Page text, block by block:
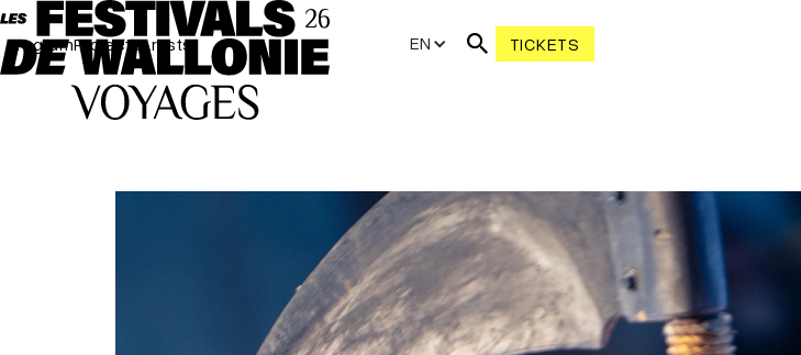
ProgramProjectsArtists EN TICKETS